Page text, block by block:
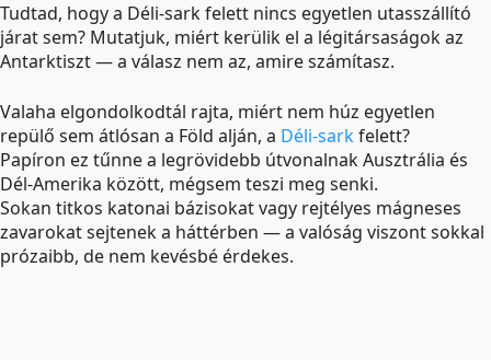
Tudtad, hogy a Déli-sark felett nincs egyetlen utasszállító
járat sem? Mutatjuk, miért kerülik el a légitársaságok az
Antarktiszt — a válasz nem az, amire számítasz.
Valaha elgondolkodtál rajta, miért nem húz egyetlen
repülő sem átlósan a Föld alján, a Déli-sarkfelett?
Papíron ez tűnne a legrövidebb útvonalnak Ausztrália és
Dél-Amerika között, mégsem teszi meg senki.
Sokan titkos katonai bázisokat vagy rejtélyes mágneses
zavarokat sejtenek a háttérben — a valóság viszont sokkal
prózaibb, de nem kevésbé érdekes.